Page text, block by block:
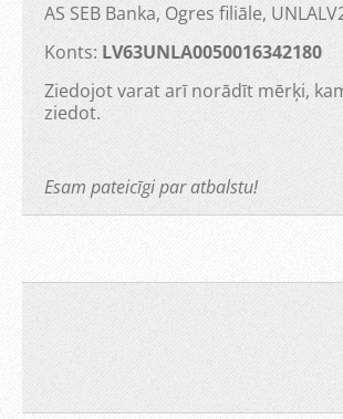
AS SEB Banka, Ogres filiāle,
Konts: LV63UNLA0050016342180
Ziedojot varat arī norādīt mērķi,
ziedot.
Esam pateicīgi par atbalstu!